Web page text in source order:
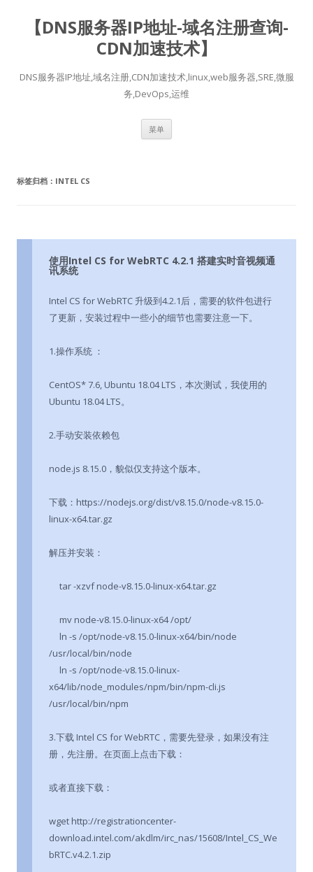
【DNS服务器IP地址-域名注册查询-
CDN加速技术】
DNS服务器IP地址,域名注册,CDN加速技术,linux,web服务器,SRE,微服
务,DevOps,运维
菜单
标签归档： INTEL CS
使用Intel CS for WebRTC 4.2.1 搭建实时音视频通
讯系统
Intel CS for WebRTC 升级到4.2.1后，需要的软件包进行
了更新，安装过程中一些小的细节也需要注意一下。
1.操作系统 ：
CentOS* 7.6, Ubuntu 18.04 LTS，本次测试，我使用的
Ubuntu 18.04 LTS。
2.手动安装依赖包
node.js 8.15.0，貌似仅支持这个版本。
下载：https://nodejs.org/dist/v8.15.0/node-v8.15.0-
linux-x64.tar.gz
解压并安装：
tar -xzvf node-v8.15.0-linux-x64.tar.gz
mv node-v8.15.0-linux-x64 /opt/
ln -s /opt/node-v8.15.0-linux-x64/bin/node
/usr/local/bin/node
ln -s /opt/node-v8.15.0-linux-
x64/lib/node_modules/npm/bin/npm-cli.js
/usr/local/bin/npm
3.下载 Intel CS for WebRTC，需要先登录，如果没有注
册，先注册。在页面上点击下载：
或者直接下载：
wget http://registrationcenter-
download.intel.com/akdlm/irc_nas/15608/Intel_CS_We
bRTC.v4.2.1.zip